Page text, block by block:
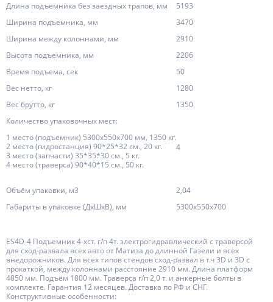
Длина подъемника без заездных трапов, мм
5193
Ширина подъемника, мм
3470
Ширина между колоннами, мм
2910
Высота подъемника, мм
2206
Время подъема, сек
50
Вес нетто, кг
1280
Вес брутто, кг
1350
Количество упаковочных мест:
1 место (подъемник) 5300х550х700 мм, 1350 кг.
2 место (гидростанция) 90*25*32 см., 20 кг.
3 место (запчасти) 35*35*30 см., 5 кг.
4 место (траверса) 90*40*15 см., 50 кг.
4
Объём упаковки, м3
2,04
Габариты в упаковке (ДхШхВ), мм
5300х550х700
ES4D-4 Подъемник 4-хст. г/п 4т. электрогидравлический с траверсой
для сход-развала всех авто от Матиза до длинной Газели и всех
внедорожников. Для всех типов стендов сход-развал в т.ч 3D и 3D с
прокаткой, между колоннами расстояние 2910 мм. Длина платформ
4850 мм. Подъём 1800 мм. Траверса г/п 2,0 т. и анкерные болты в
комплекте. Гарантия 12 месяцев. Доставка по РФ и СНГ.
Конструктивные особенности: